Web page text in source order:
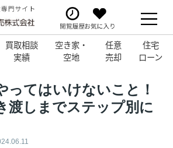
買取相談
実績
空き家・
空地
任意
売却
住宅
ローン
ってはいけないこと！
渡しまでステップ別に